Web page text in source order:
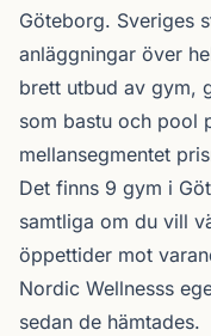
Göteborg. Sveriges
anläggningar över
brett utbud av gym,
som bastu och pool
mellansegmentet
Det finns 9 gym i
samtliga om du vill
öppettider mot
Nordic Wellnesss
sedan de hämtades.